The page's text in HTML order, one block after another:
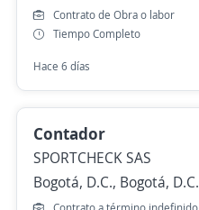
Contrato de Obra o labor
Tiempo Completo
Hace 6 días
Contador
SPORTCHECK SAS
Bogotá, D.C., Bogotá, D.C.